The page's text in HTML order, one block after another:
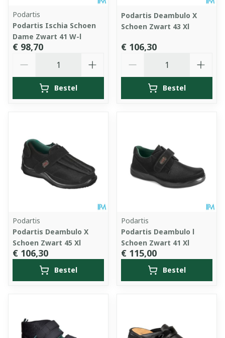
Podartis
Podartis Ischia Schoen
Dame Zwart 41 W-l
€ 98,70
Bestel
Podartis Deambulo X
Schoen Zwart 43 Xl
€ 106,30
Bestel
Podartis
Podartis Deambulo X
Schoen Zwart 45 Xl
€ 106,30
Bestel
Podartis
Podartis Deambulo l
Schoen Zwart 41 Xl
€ 115,00
Bestel